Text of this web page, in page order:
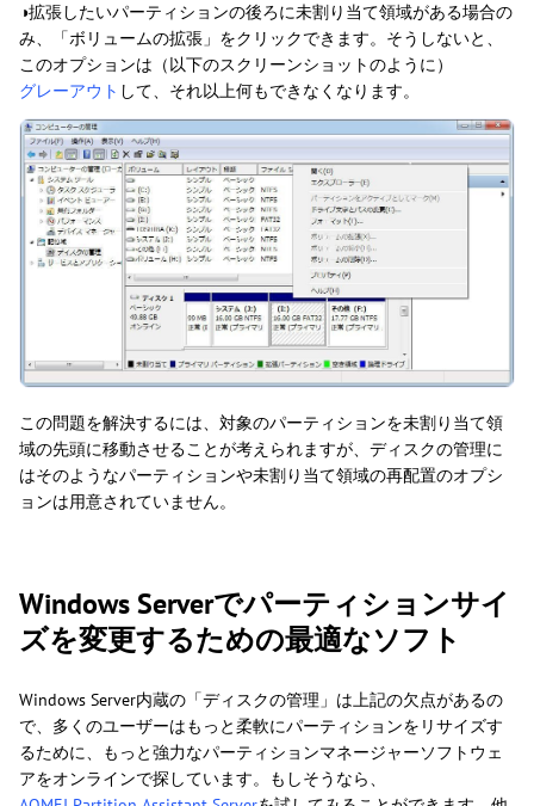
◑拡張したいパーティションの後ろに未割り当て領域がある場合の
み、「ボリュームの拡張」をクリックできます。そうしないと、
このオプションは（以下のスクリーンショットのように）
グレーアウト して、それ以上何もできなくなります。
この問題を解決するには、対象のパーティションを未割り当て領
域の先頭に移動させることが考えられますが、ディスクの管理に
はそのようなパーティションや未割り当て領域の再配置のオプシ
ョンは用意されていません。
Windows Serverでパーティションサイ
ズを変更するための最適なソフト
Windows Server内蔵の「ディスクの管理」は上記の欠点があるの
で、多くのユーザーはもっと柔軟にパーティションをリサイズす
るために、もっと強力なパーティションマネージャーソフトウェ
アをオンラインで探しています。もしそうなら、